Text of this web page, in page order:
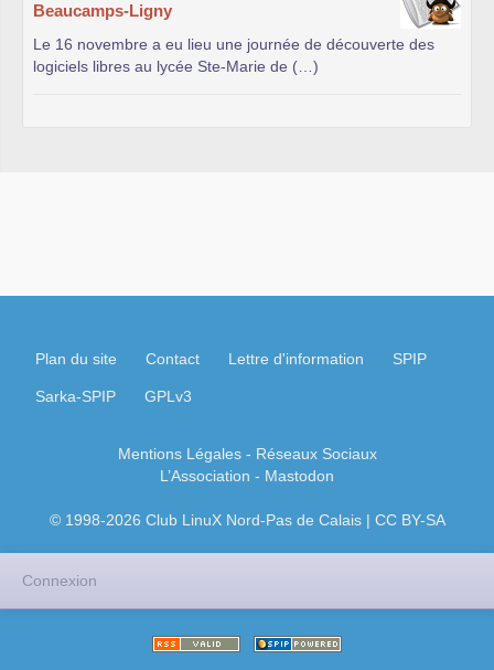
Beaucamps-Ligny
Le 16 novembre a eu lieu une journée de découverte des
logiciels libres au lycée Ste-Marie de (…)
Plan du site Contact Lettre d'information SPIP
Sarka-SPIP GPLv3
Mentions Légales- Réseaux Sociaux
L’Association - Mastodon
© 1998-2026 Club LinuX Nord-Pas de Calais | CC BY-SA
Connexion